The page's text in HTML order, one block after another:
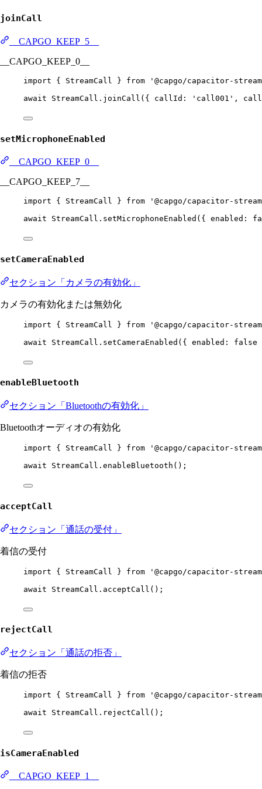
joinCall
__CAPGO_KEEP_5__
__CAPGO_KEEP_0__
import { StreamCall } from
'@capgo/capacitor-
await StreamCall. joinCall ({ callId: 'call001' ,
setMicrophoneEnabled
__CAPGO_KEEP_0__
__CAPGO_KEEP_7__
import { StreamCall } from
'@capgo/capacitor-
await StreamCall. setMicrophoneEnabled ({ enabled:
setCameraEnabled
セクション「カメラの有効化」
カメラの有効化または無効化
import { StreamCall } from
'@capgo/capacitor-
await StreamCall. setCameraEnabled ({ enabled: false
enableBluetooth
セクション「Bluetoothの有効化」
Bluetoothオーディオの有効化
import { StreamCall } from
'@capgo/capacitor-
await StreamCall. enableBluetooth ();
acceptCall
セクション「通話の受付」
着信の受付
import { StreamCall } from
'@capgo/capacitor-
await StreamCall. acceptCall ();
rejectCall
セクション「通話の拒否」
着信の拒否
import { StreamCall } from
'@capgo/capacitor-
await StreamCall. rejectCall ();
isCameraEnabled
__CAPGO_KEEP_1__